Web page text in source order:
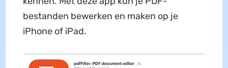
bestanden bewerken en maken op je
iPhone of iPad.